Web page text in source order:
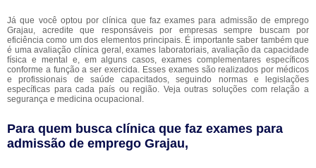
Já que você optou por clínica que faz exames para admissão de emprego
Grajau, acredite que responsáveis por empresas sempre buscam por
eficiência como um dos elementos principais. É importante saber também que
é uma avaliação clínica geral, exames laboratoriais, avaliação da capacidade
física e mental e, em alguns casos, exames complementares específicos
conforme a função a ser exercida. Esses exames são realizados por médicos
e profissionais de saúde capacitados, seguindo normas e legislações
específicas para cada país ou região. Veja outras soluções com relação a
segurança e medicina ocupacional.
Para quem busca clínica que faz exames para
admissão de emprego Grajau,